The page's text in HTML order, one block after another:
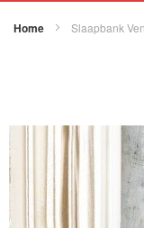
Home Slaapbank
einde
van
de
afbeeldingen-
gallerij